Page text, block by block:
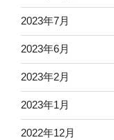
2023年7月
2023年6月
2023年2月
2023年1月
2022年12月